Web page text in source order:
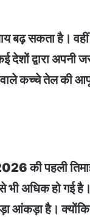
बढ़ सकता है। वहीं
देशों द्वारा
कच्चे तेल की
की पहली
अधिक हो गई
आंकड़ा है।